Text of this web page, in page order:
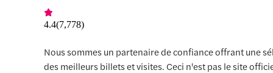
4.4(7,778)
Nous sommes un partenaire de confiance offrant une
des meilleurs billets et visites. Ceci n'est pas le site